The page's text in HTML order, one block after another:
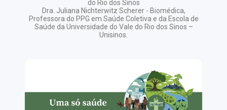
do Rio dos Sinos
Dra. Juliana Nichterwitz Scherer - Biomédica,
Professora do PPG em Saúde Coletiva e da Escola de
Saúde da Universidade do Vale do Rio dos Sinos –
Unisinos.